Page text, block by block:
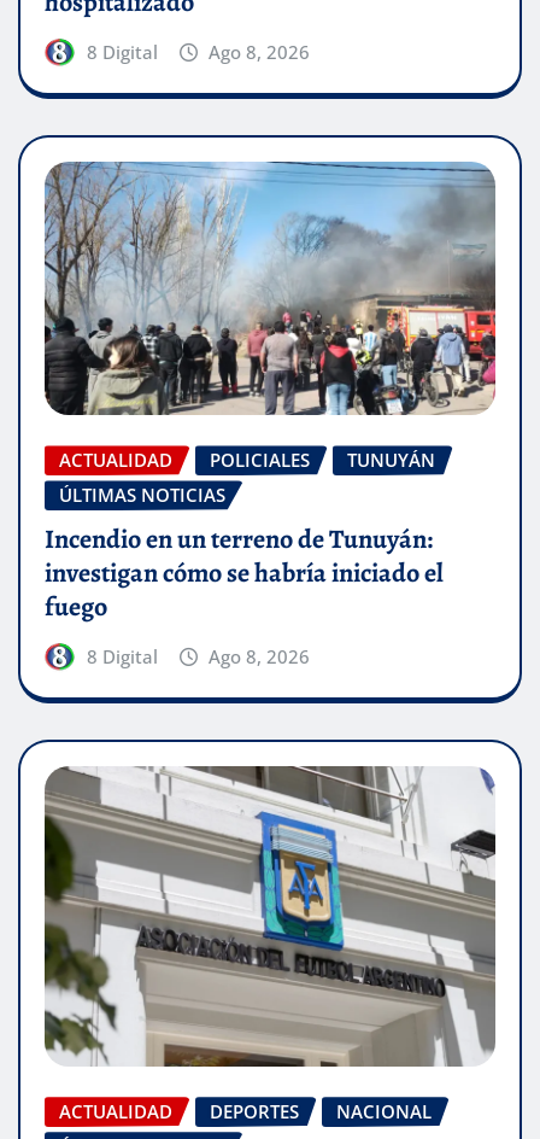
8 Digital Ago 8, 2026
ACTUALIDAD POLICIALES
TUNUYÁN
ÚLTIMAS NOTICIAS
Incendio en un terreno de Tunuyán:
investigan cómo se habría iniciado el
fuego
8 Digital Ago 8, 2026
ACTUALIDAD DEPORTES
NACIONAL